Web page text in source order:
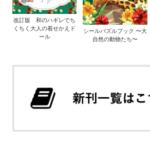
改訂版 和のハギレでち
くちく大人の着せかえド
ール
シールパズルブック 〜大
自然の動物たち〜